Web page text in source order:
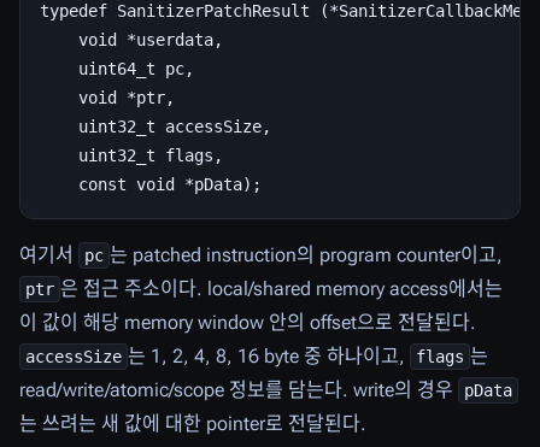
typedef SanitizerPatchResult
    void *userdata,
    uint64_t pc,
    void *ptr,
    uint32_t accessSize,
    uint32_t flags,
여기서 pc 는 patched instruction의 program counter이고,
ptr 은 접근 주소이다. local/shared memory access에서는
이 값이 해당 memory window 안의 offset으로 전달된다.
accessSize 는 1, 2, 4, 8, 16 byte 중 하나이고, flags 는
read/write/atomic/scope 정보를 담는다. write의 경우
pData
는 쓰려는 새 값에 대한 pointer로 전달된다.